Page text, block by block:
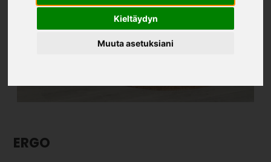
Kieltäydyn
Muuta asetuksiani
ERGO